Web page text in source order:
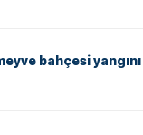
bahçesi